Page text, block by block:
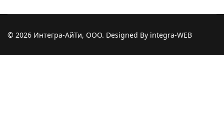
© 2026 Интегра-АйТи, ООО. Designed By integra-WEB